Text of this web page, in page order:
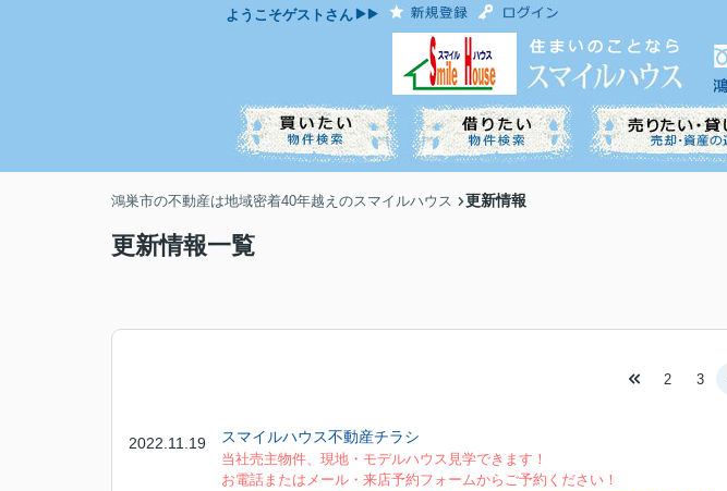
ようこそゲスト さん
鴻巣市の不動産は地域密着40年越えのスマイルハウス 更新情報
更新情報一覧
2 3
2022.11.19 スマイルハウス不動産チラシ
当社売主物件、現地・モデルハウス見学できます！
お電話またはメール・来店予約フォームからご予約ください！